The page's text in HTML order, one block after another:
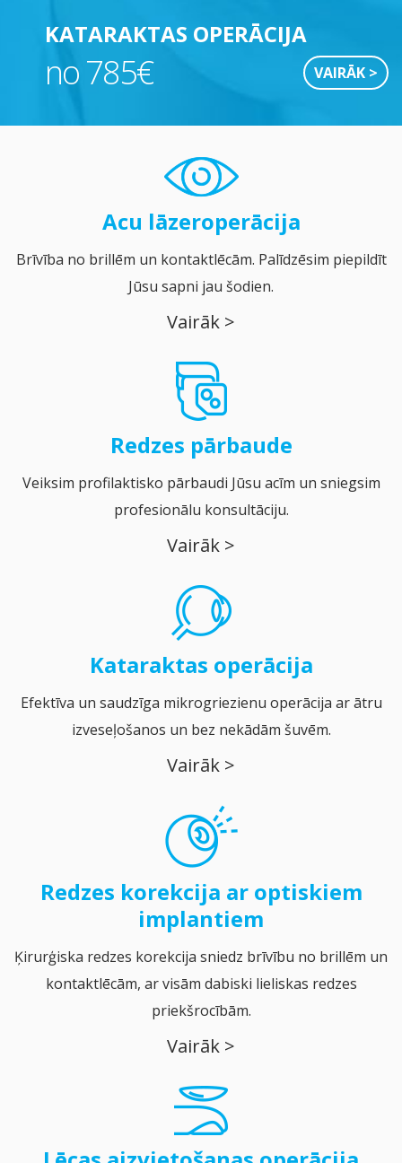
KATARAKTAS OPERĀCIJA
no 785€ VAIRĀK >
Acu lāzeroperācija
Brīvība no brillēm un kontaktlēcām. Palīdzēsim piepildīt
Jūsu sapni jau šodien.
Vairāk >
Redzes pārbaude
Veiksim profilaktisko pārbaudi Jūsu acīm un sniegsim
profesionālu konsultāciju.
Vairāk >
Kataraktas operācija
Efektīva un saudzīga mikrogriezienu operācija ar ātru
izveseļošanos un bez nekādām šuvēm.
Vairāk >
Redzes korekcija ar optiskiem
implantiem
Ķirurģiska redzes korekcija sniedz brīvību no brillēm un
kontaktlēcām, ar visām dabiski lieliskas redzes
priekšrocībām.
Vairāk >